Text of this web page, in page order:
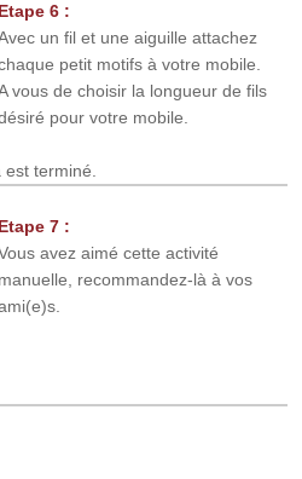
Etape 6 :
un fil et une aiguille attachez
petit motifs à votre mobile.
vous de choisir la longueur de fils
pour votre mobile.
terminé.
Etape 7 :
avez aimé cette activité
manuelle, recommandez-là à vos